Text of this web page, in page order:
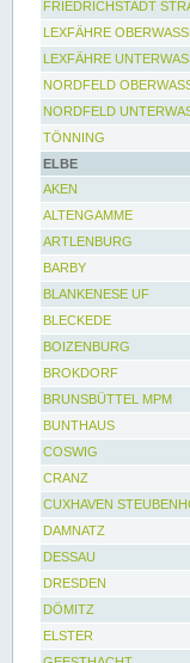
FRIEDRICHSTADT
LEXFÄHRE
LEXFÄHRE
NORDFELD
NORDFELD
TÖNNING
ELBE
AKEN
ALTENGAMME
ARTLENBURG
BARBY
BLANKENESE UF
BLECKEDE
BOIZENBURG
BROKDORF
BRUNSBÜTTEL MPM
BUNTHAUS
COSWIG
CRANZ
CUXHAVEN
DAMNATZ
DESSAU
DRESDEN
DÖMITZ
ELSTER